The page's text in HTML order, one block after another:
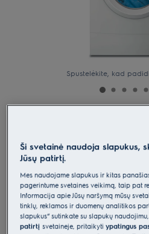
Spustelėkite, kad
kg
Pagrindiniai privalumai
Su mūsų kompaktiška 600 serijos
„SensiCare“ sistema sutaupykite
Ši svetainė naudoja slapukus,
Jūsų patirtį.
Mes naudojame slapukus ir kitas
pagerintume svetainės veikimą, taip pat
Informacija apie Jūsų naršymą mūsų
tinklų, reklamos ir duomenų analitikos
slapukus“ sutinkate su slapukų
patirtįsvetainėje, pritaikytiypatingus